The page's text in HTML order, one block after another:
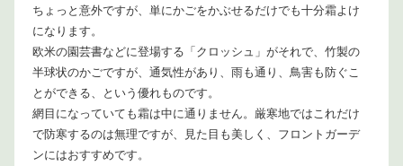
ちょっと意外ですが、単にかごをかぶせるだけでも十分霜よけ
になります。
欧米の園芸書などに登場する「クロッシュ」がそれで、竹製の
半球状のかごですが、通気性があり、雨も通り、鳥害も防ぐこ
とができる、という優れものです。
網目になっていても霜は中に通りません。厳寒地ではこれだけ
で防寒するのは無理ですが、見た目も美しく、フロントガーデ
ンにはおすすめです。